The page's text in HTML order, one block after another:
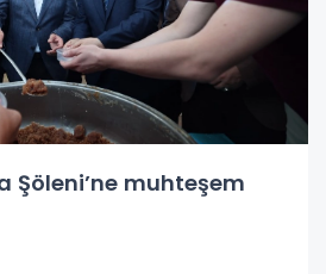
Şöleni’ne muhteşem